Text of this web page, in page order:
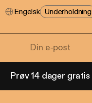
Engelsk Underholdning
Prøv 14 dager gratis